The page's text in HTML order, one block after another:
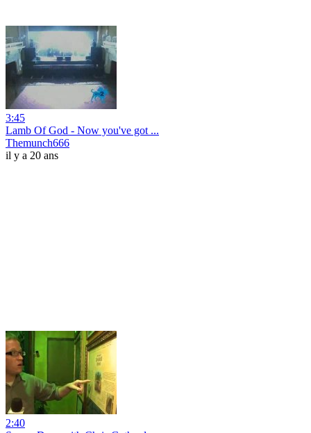
3:45
Lamb Of God - Now you've got ...
Themunch666
il y a 20 ans
2:40